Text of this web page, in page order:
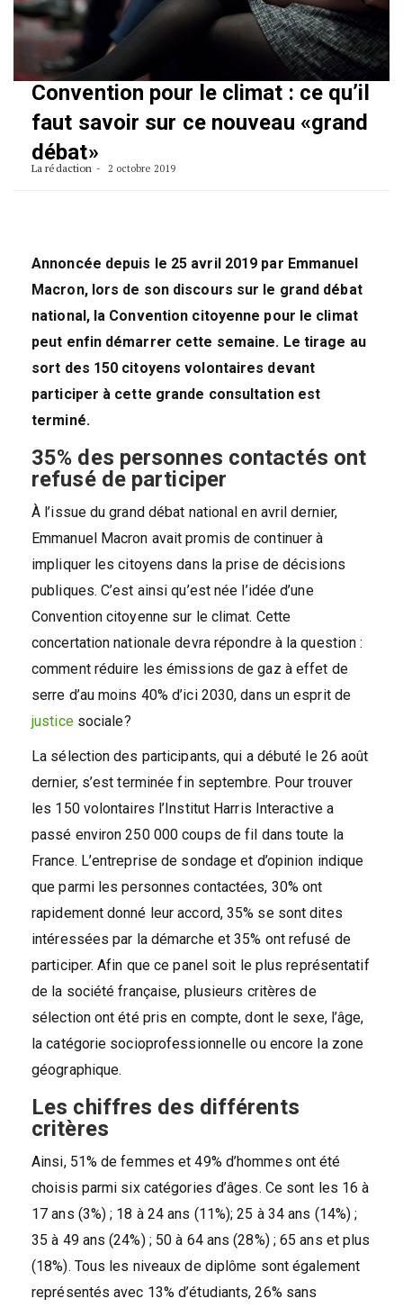
Convention pour le climat : ce qu’il
faut savoir sur ce nouveau «grand
débat»
La rédaction 2 octobre 2019
Annoncée depuis le 25 avril 2019 par Emmanuel
Macron, lors de son discours sur le grand débat
national, la Convention citoyenne pour le climat
peut enfin démarrer cette semaine. Le tirage au
sort des 150 citoyens volontaires devant
participer à cette grande consultation est
terminé.
35% des personnes contactés ont
refusé de participer
À l’issue du grand débat national en avril dernier,
Emmanuel Macron avait promis de continuer à
impliquer les citoyens dans la prise de décisions
publiques. C’est ainsi qu’est née l’idée d’une
Convention citoyenne sur le climat. Cette
concertation nationale devra répondre à la question :
comment réduire les émissions de gaz à effet de
serre d’au moins 40% d’ici 2030, dans un esprit de
justicesociale?
La sélection des participants, qui a débuté le 26 août
dernier, s’est terminée fin septembre. Pour trouver
les 150 volontaires l’Institut Harris Interactive a
passé environ 250 000 coups de fil dans toute la
France. L’entreprise de sondage et d’opinion indique
que parmi les personnes contactées, 30% ont
rapidement donné leur accord, 35% se sont dites
intéressées par la démarche et 35% ont refusé de
participer. Afin que ce panel soit le plus représentatif
de la société française, plusieurs critères de
sélection ont été pris en compte, dont le sexe, l’âge,
la catégorie socioprofessionnelle ou encore la zone
géographique.
Les chiffres des différents
critères
Ainsi, 51% de femmes et 49% d’hommes ont été
choisis parmi six catégories d’âges. Ce sont les 16 à
17 ans (3%) ; 18 à 24 ans (11%); 25 à 34 ans (14%) ;
35 à 49 ans (24%) ; 50 à 64 ans (28%) ; 65 ans et plus
(18%). Tous les niveaux de diplôme sont également
représentés avec 13% d’étudiants, 26% sans